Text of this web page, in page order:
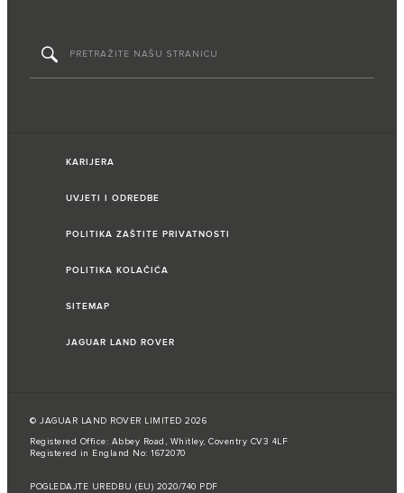
KARIJERA
UVJETI I ODREDBE
POLITIKA ZAŠTITE PRIVATNOSTI
POLITIKA KOLAČIĆA
SITEMAP
JAGUAR LAND ROVER
© JAGUAR LAND ROVER LIMITED 2026
Registered Office: Abbey Road, Whitley, Coventry CV3 4LF
Registered in England No: 1672070
POGLEDAJTE UREDBU (EU) 2020/740 PDF